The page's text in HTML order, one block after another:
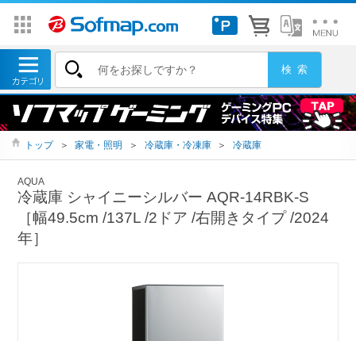
トップ ＞ 家電・照明 ＞ 冷蔵庫・冷凍庫 ＞ 冷蔵庫
AQUA
冷蔵庫 シャイニーシルバー AQR-14RBK-S
［幅49.5cm /137L /2ドア /右開きタイプ /2024
年］